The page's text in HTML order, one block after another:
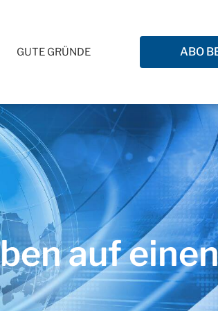
GUTE GRÜNDE ABO
auf